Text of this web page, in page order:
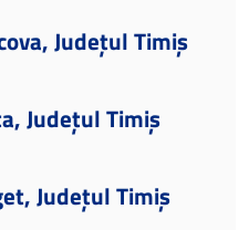
Județul Timiș
Județul Timiș
Județul Timiș